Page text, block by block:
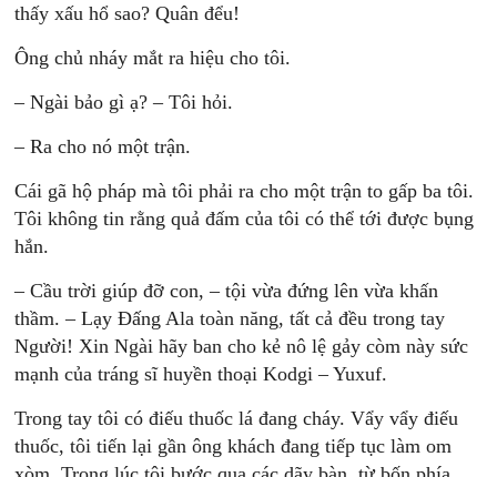
thấy xấu hổ sao? Quân đểu!
Ông chủ nháy mắt ra hiệu cho tôi.
– Ngài bảo gì ạ? – Tôi hỏi.
– Ra cho nó một trận.
Cái gã hộ pháp mà tôi phải ra cho một trận to gấp ba tôi.
Tôi không tin rằng quả đấm của tôi có thể tới được bụng
hắn.
– Cầu trời giúp đỡ con, – tội vừa đứng lên vừa khấn
thầm. – Lạy Đấng Ala toàn năng, tất cả đều trong tay
Người! Xin Ngài hãy ban cho kẻ nô lệ gảy còm này sức
mạnh của tráng sĩ huyền thoại Kodgi – Yuxuf.
Trong tay tôi có điếu thuốc lá đang cháy. Vẩy vẩy điếu
thuốc, tôi tiến lại gần ông khách đang tiếp tục làm om